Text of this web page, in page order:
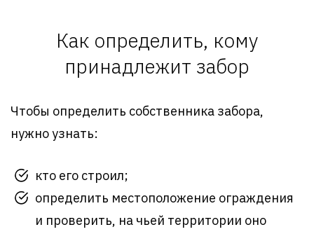
Как определить, кому
принадлежит забор
Чтобы определить собственника забора,
нужно узнать:
кто его строил;
определить местоположение ограждения
и проверить, на чьей территории оно